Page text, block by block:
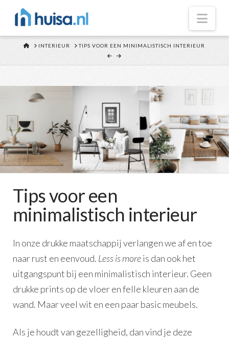
HOMEINTERIEUR TIPS VOOR EEN MINIMALISTISCH INTERIEUR
Tips voor een
minimalistisch interieur
In onze drukke maatschappij verlangen we af en toe
naar rust en eenvoud. Less is moreis dan ook het
uitgangspunt bij een minimalistisch interieur. Geen
drukke prints op de vloer en felle kleuren aan de
wand. Maar veel wit en een paar basic meubels.
Als je houdt van gezelligheid, dan vind je deze